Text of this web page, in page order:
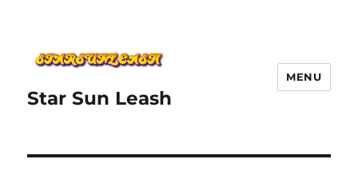
Star Sun Leash
MENU